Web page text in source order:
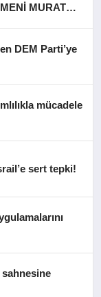
MURAT
DEM Parti’ye
mücadele
sert tepki!
sahnesine